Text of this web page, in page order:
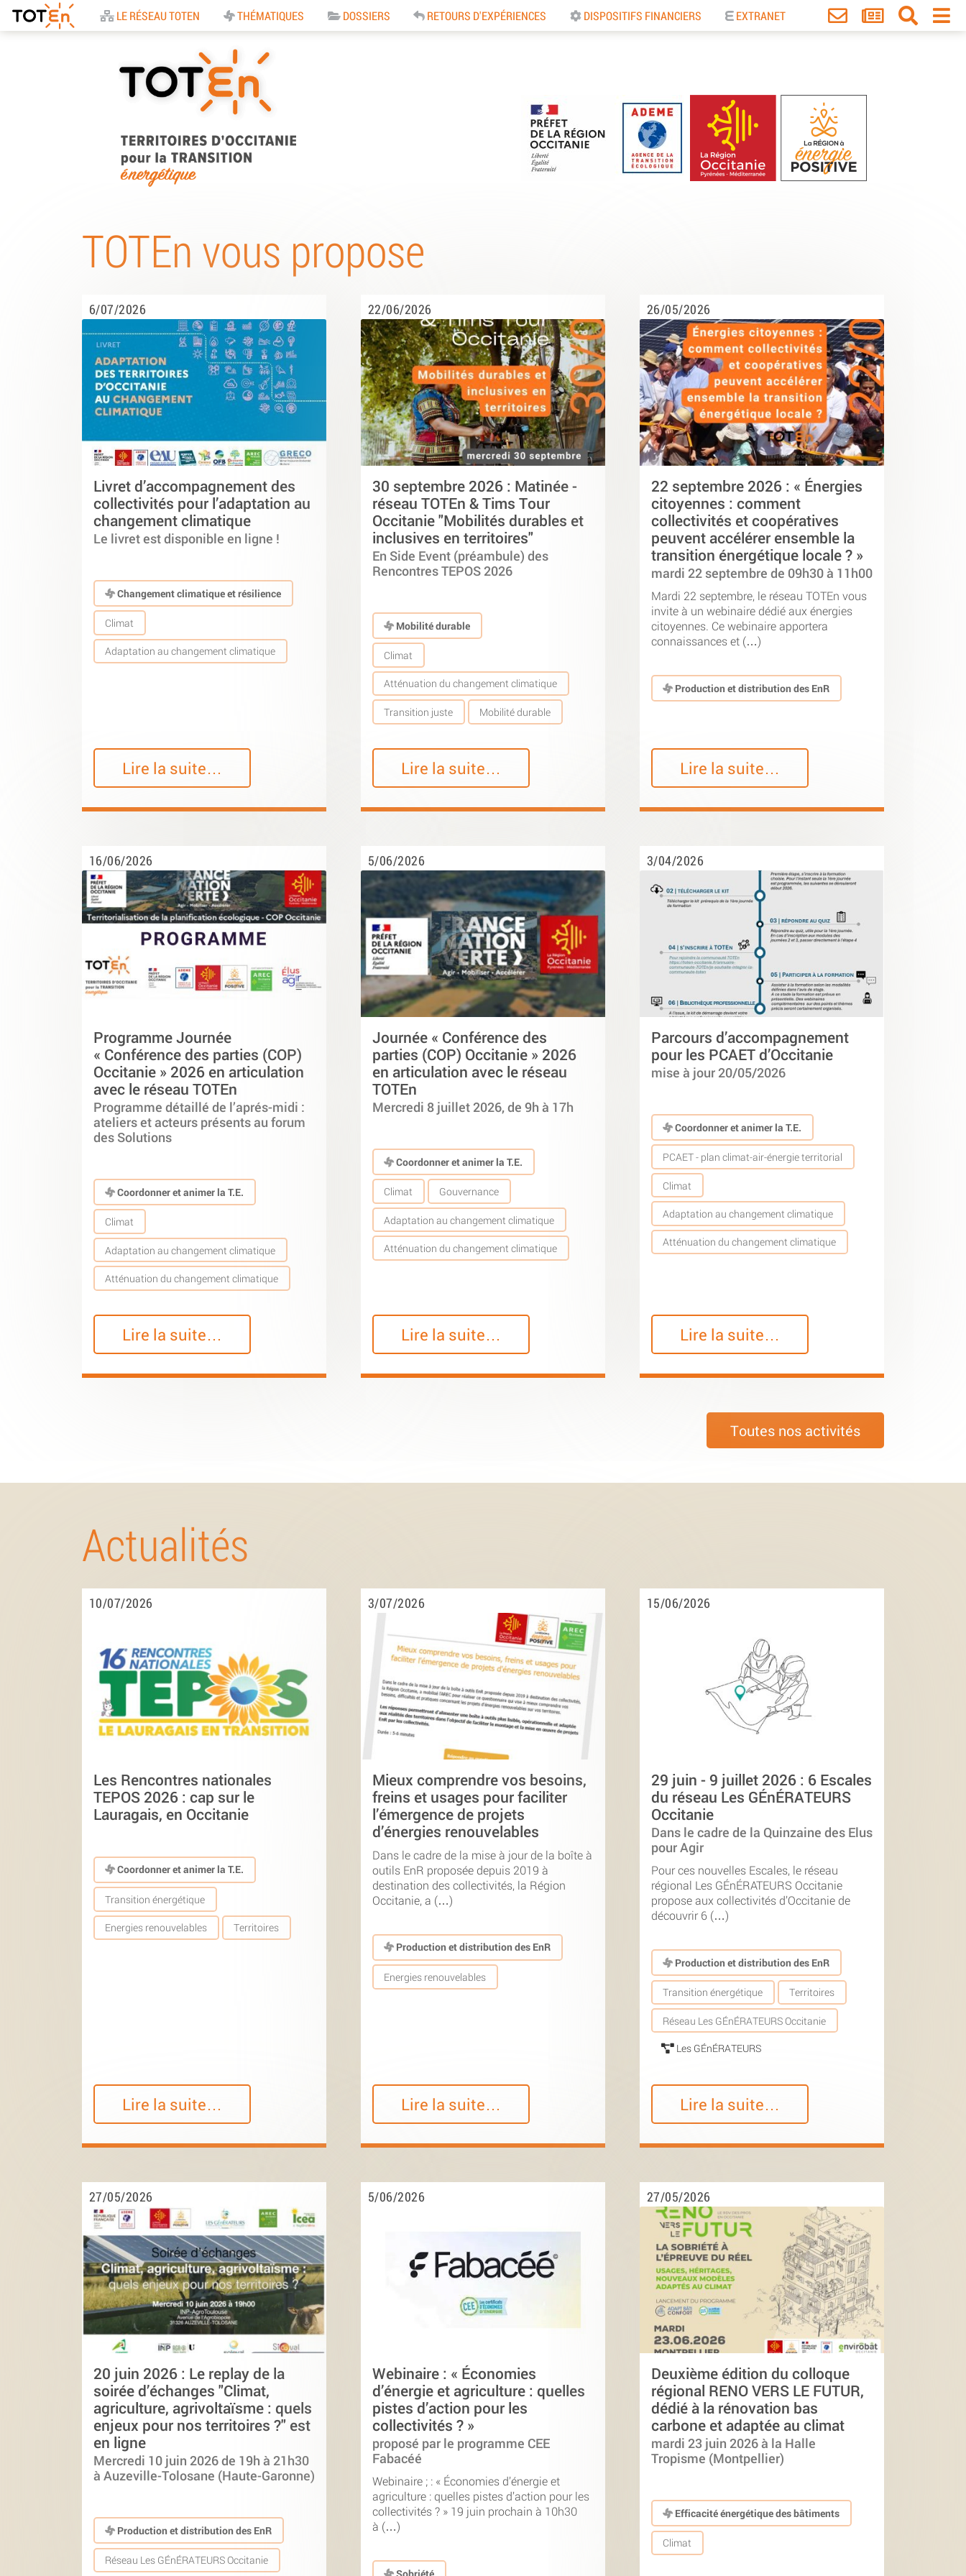
Accueil
LE RÉSEAU TOTEN THÉMATIQUES DOSSIERS RETOURS D'EXPÉRIENCES DISPOSITIFS FINANCIERS EXTRANET
Territoires d’Occitanie
pour la Transition
Energétique
TOTEn vous propose
6/07/2026
Livret d’accompagnement des
collectivités pour l’adaptation au
changement climatique
Le livret est disponible en ligne !
Changement climatique et résilience
Climat
Adaptation au changement climatique
Lire la suite…
22/06/2026
30 septembre 2026 : Matinée -
réseau TOTEn & Tims Tour
Occitanie "Mobilités durables et
inclusives en territoires"
En Side Event (préambule) des
Rencontres TEPOS 2026
Mobilité durable
Climat
Atténuation du changement climatique
Transition juste Mobilité durable
Lire la suite…
26/05/2026
22 septembre 2026 : « Énergies
citoyennes : comment
collectivités et coopératives
peuvent accélérer ensemble la
transition énergétique locale ? »
mardi 22 septembre de 09h30 à 11h00
Mardi 22 septembre, le réseau TOTEn vous
invite à un webinaire dédié aux énergies
citoyennes. Ce webinaire apportera
connaissances et (…)
Production et distribution des EnR
Lire la suite…
16/06/2026
Programme Journée
« Conférence des parties (COP)
Occitanie » 2026 en articulation
avec le réseau TOTEn
Programme détaillé de l’aprés-midi :
ateliers et acteurs présents au forum
des Solutions
Coordonner et animer la T.E.
Climat
Adaptation au changement climatique
Atténuation du changement climatique
Lire la suite…
5/06/2026
Journée « Conférence des
parties (COP) Occitanie » 2026
en articulation avec le réseau
TOTEn
Mercredi 8 juillet 2026, de 9h à 17h
Coordonner et animer la T.E.
Climat Gouvernance
Adaptation au changement climatique
Atténuation du changement climatique
Lire la suite…
3/04/2026
Parcours d’accompagnement
pour les PCAET d’Occitanie
mise à jour 20/05/2026
Coordonner et animer la T.E.
PCAET - plan climat-air-énergie territorial
Climat
Adaptation au changement climatique
Atténuation du changement climatique
Lire la suite…
Toutes nos activités
Actualités
10/07/2026
Les Rencontres nationales
TEPOS 2026 : cap sur le
Lauragais, en Occitanie
Coordonner et animer la T.E.
Transition énergétique
Energies renouvelables Territoires
Lire la suite…
3/07/2026
Mieux comprendre vos besoins,
freins et usages pour faciliter
l’émergence de projets
d’énergies renouvelables
Dans le cadre de la mise à jour de la boîte à
outils EnR proposée depuis 2019 à
destination des collectivités, la Région
Occitanie, a (…)
Production et distribution des EnR
Energies renouvelables
Lire la suite…
15/06/2026
29 juin - 9 juillet 2026 : 6 Escales
du réseau Les GÉnÉRATEURS
Occitanie
Dans le cadre de la Quinzaine des Elus
pour Agir
Pour ces nouvelles Escales, le réseau
régional Les GÉnÉRATEURS Occitanie
propose aux collectivités d’Occitanie de
découvrir 6 (…)
Production et distribution des EnR
Transition énergétique Territoires
Réseau Les GÉnÉRATEURS Occitanie
Les GÉnÉRATEURS
Lire la suite…
27/05/2026
20 juin 2026 : Le replay de la
soirée d’échanges "Climat,
agriculture, agrivoltaïsme : quels
enjeux pour nos territoires ?" est
en ligne
Mercredi 10 juin 2026 de 19h à 21h30
à Auzeville-Tolosane (Haute-Garonne)
Production et distribution des EnR
Réseau Les GÉnÉRATEURS Occitanie
5/06/2026
Webinaire : « Économies
d’énergie et agriculture : quelles
pistes d’action pour les
collectivités ? »
proposé par le programme CEE
Fabacéé
Webinaire ; : « Économies d’énergie et
agriculture : quelles pistes d’action pour les
collectivités ? » 19 juin prochain à 10h30
à (…)
27/05/2026
Deuxième édition du colloque
régional RENO VERS LE FUTUR,
dédié à la rénovation bas
carbone et adaptée au climat
mardi 23 juin 2026 à la Halle
Tropisme (Montpellier)
Efficacité énergétique des bâtiments
Climat